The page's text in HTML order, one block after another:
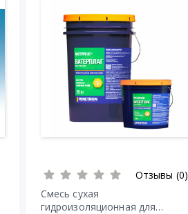
Отзывы (0)
Смесь сухая
гидроизоляционная для